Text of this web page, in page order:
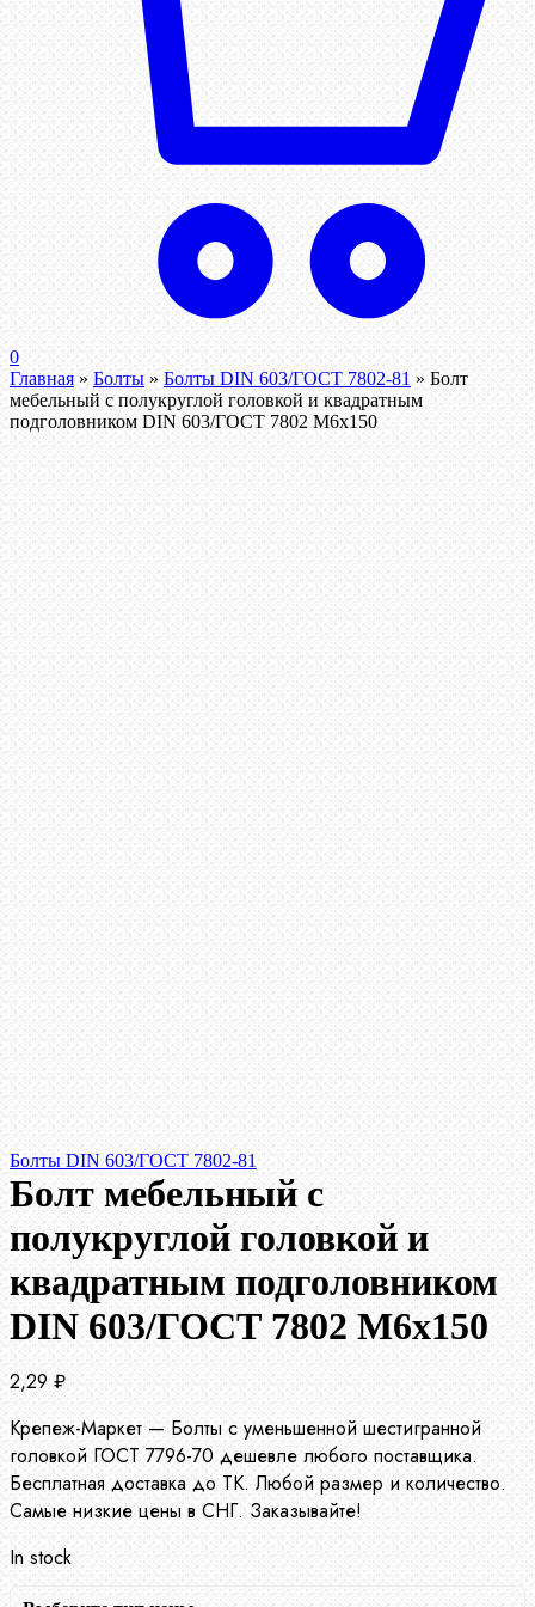
0
Главная » Болты » Болты DIN 603/ГОСТ 7802-81 » Болт
мебельный с полукруглой головкой и квадратным
подголовником DIN 603/ГОСТ 7802 М6х150
Болты DIN 603/ГОСТ 7802-81
Болт мебельный с
полукруглой головкой и
квадратным подголовником
DIN 603/ГОСТ 7802 М6х150
2,29 ₽
Крепеж-Маркет — Болты с уменьшенной шестигранной
головкой ГОСТ 7796-70 дешевле любого поставщика.
Бесплатная доставка до ТК. Любой размер и количество.
Самые низкие цены в СНГ. Заказывайте!
In stock